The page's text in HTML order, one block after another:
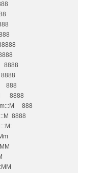
8888
888
8888
888
8888